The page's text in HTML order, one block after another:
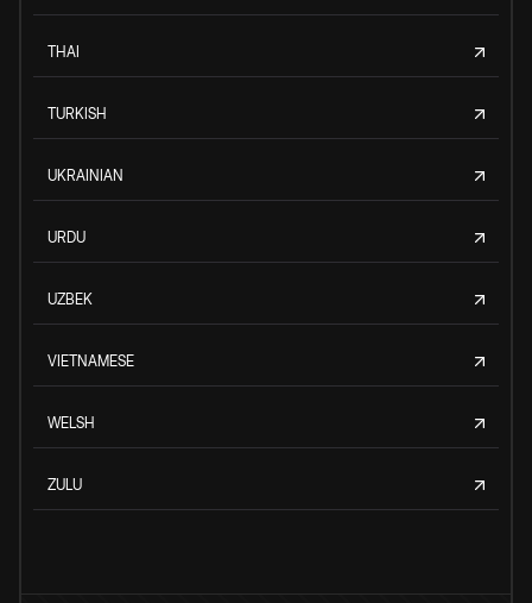
THAI
TURKISH
UKRAINIAN
URDU
UZBEK
VIETNAMESE
WELSH
ZULU